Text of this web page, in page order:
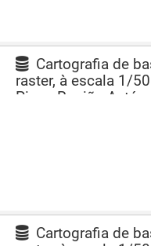
Cartografia de
raster, à escala 1/
Pico - Região
Cartografia de